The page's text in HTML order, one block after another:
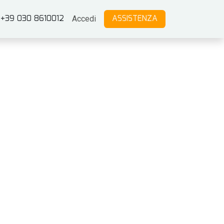
+39 030 8610012 Accedi ASSISTENZA